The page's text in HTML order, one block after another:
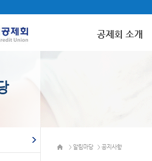
공제회 소개
> 알림마당 > 공지사항